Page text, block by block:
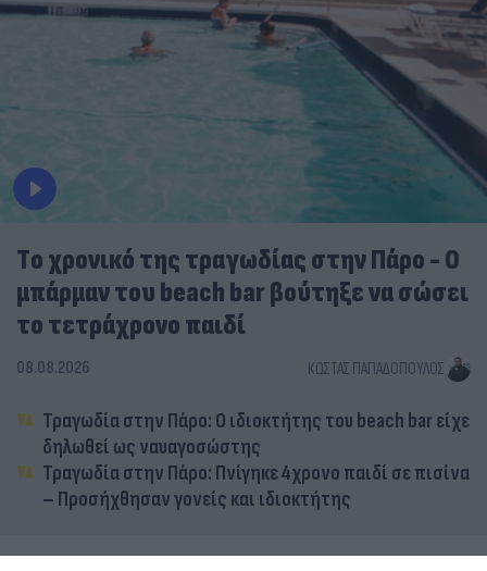
Tο χρονικό της τραγωδίας στην Πάρο - Ο
μπάρμαν του beach bar βούτηξε να σώσει
το τετράχρονο παιδί
08.08.2026 ΚΏΣΤΑΣ ΠΑΠΑΔΌΠΟΥΛΟΣ
Τραγωδία στην Πάρο: Ο ιδιοκτήτης του beach bar είχε
δηλωθεί ως ναυαγοσώστης
Τραγωδία στην Πάρο: Πνίγηκε 4χρονο παιδί σε πισίνα
– Προσήχθησαν γονείς και ιδιοκτήτης